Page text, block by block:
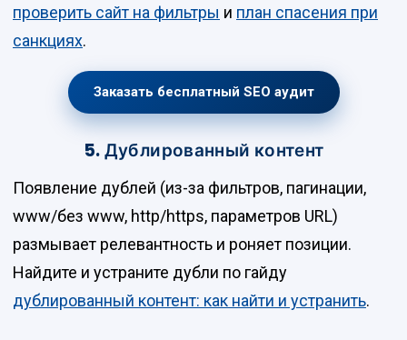
проверить сайт на фильтры и план спасения при
санкциях.
Заказать бесплатный SEO аудит
5. Дублированный контент
Появление дублей (из-за фильтров, пагинации,
www/без www, http/https, параметров URL)
размывает релевантность и роняет позиции.
Найдите и устраните дубли по гайду
дублированный контент: как найти и устранить.